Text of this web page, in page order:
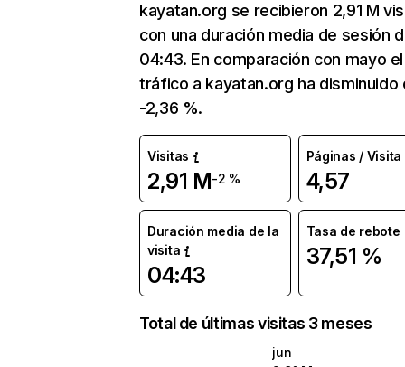
kayatan.org se recibieron 2,91 M
con una duración media de sesión
04:43. En comparación con mayo el
tráfico a kayatan.org ha disminuido
-2,36 %.
Visitas
2,91 M-2 %
Páginas / Visita
4,57
Duración media de la
visita
04:43
Tasa de rebote
37,51 %
Total de últimas visitas 3 meses
jun